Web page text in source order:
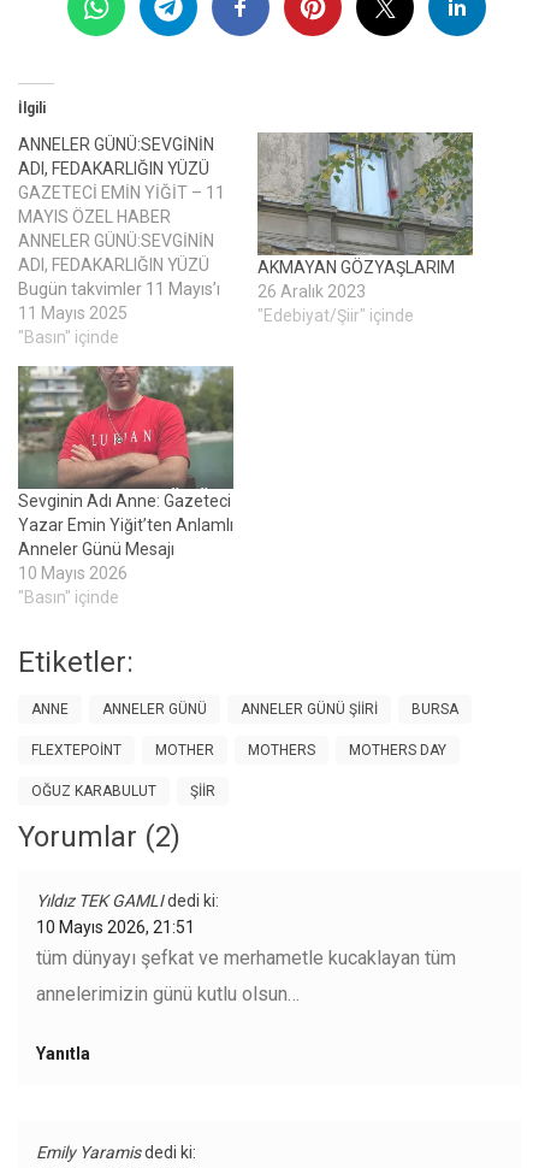
İlgili
ANNELER GÜNÜ:SEVGİNİN
ADI, FEDAKARLIĞIN YÜZÜ
GAZETECİ EMİN YİĞİT – 11
MAYIS ÖZEL HABER
ANNELER GÜNÜ:SEVGİNİN
ADI, FEDAKARLIĞIN YÜZÜ
Bugün takvimler 11 Mayıs’ı
gösteriyor. Ama aslında
takvimde yazan bir tarihten
Anneler Günü. Ellerinde
sevgiyle yoğrulmuş hayatlar,
gözlerinde tükenmeyen
umutlar taşıyan o yüce
yürekli kadınların günü… Bir
çocuk ilk adımını attığında,
düşerken…
11 Mayıs 2025
"Basın" içinde
AKMAYAN GÖZYAŞLARIM
26 Aralık 2023
"Edebiyat/Şiir" içinde
Sevginin Adı Anne: Gazeteci
Yazar Emin Yiğit’ten Anlamlı
Anneler Günü Mesajı
10 Mayıs 2026
"Basın" içinde
Etiketler:
ANNE ANNELER GÜNÜ ANNELER GÜNÜ ŞIIRI BURSA
FLEXTEPOINT MOTHER MOTHERS MOTHERS DAY
OĞUZ KARABULUT ŞIIR
Yorumlar (2)
Yıldız TEK GAMLIdedi ki:
10 Mayıs 2026, 21:51
tüm dünyayı şefkat ve merhametle kucaklayan tüm
annelerimizin günü kutlu olsun…
Yanıtla
Emily Yaramisdedi ki: